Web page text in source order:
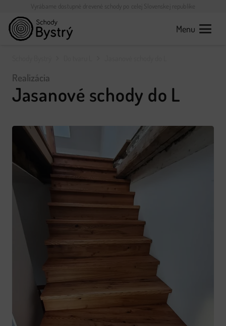
Vyrábame dostupné drevené schody po celej Slovenskej republike
Menu
Realizácia
Jasanové schody do L